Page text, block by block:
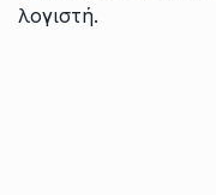
λογιστή.